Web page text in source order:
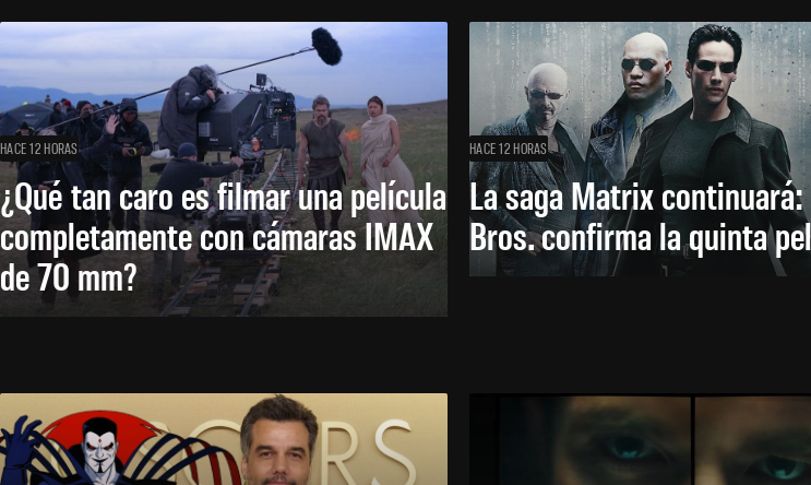
HACE 12 HORAS
¿Qué tan caro es filmar una película
completamente con cámaras IMAX
de 70 mm?
HACE 12 HORAS
La saga Matrix
Bros. confirma la quinta